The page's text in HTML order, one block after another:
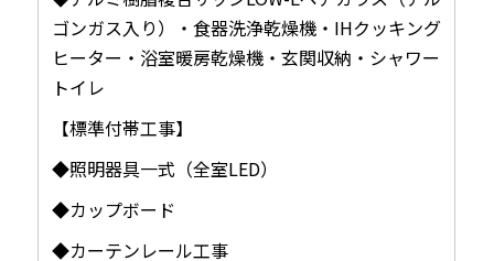
ゴンガス入り）・食器洗浄乾燥機・IHクッキング
ヒーター・浴室暖房乾燥機・玄関収納・シャワー
トイレ
【標準付帯工事】
◆照明器具一式（全室LED）
◆カップボード
◆カーテンレール工事